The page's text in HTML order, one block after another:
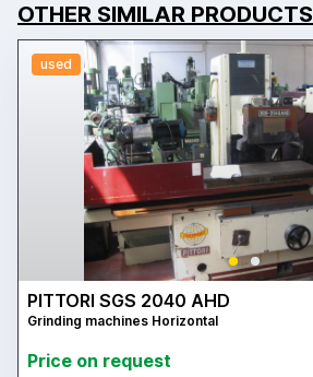
OTHER SIMILAR PRODUCTS
used
PITTORI SGS 2040 AHD
Grinding machines Horizontal
Price on request